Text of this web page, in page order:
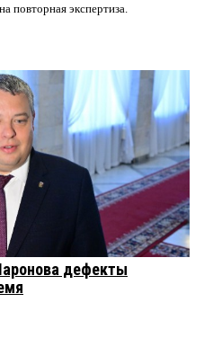
повторная экспертиза.
дефекты